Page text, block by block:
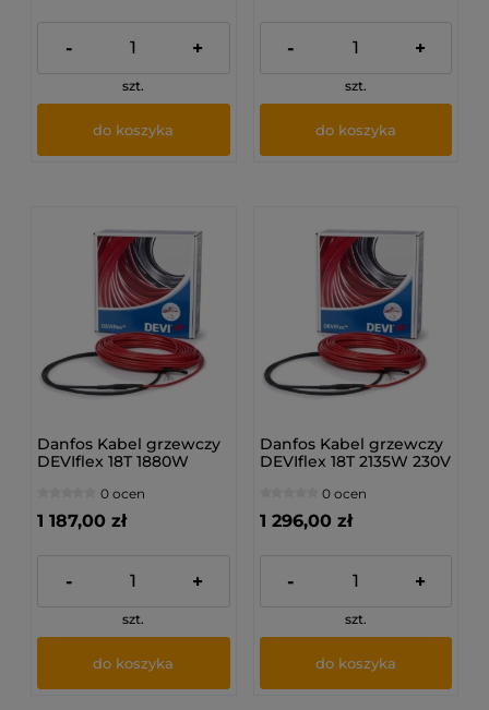
- +
szt.
do koszyka
- +
szt.
do koszyka
Danfos Kabel grzewczy
DEVIflex 18T 1880W
0 ocen
1 187,00 zł
- +
szt.
do koszyka
Danfos Kabel grzewczy
DEVIflex 18T 2135W 230V
0 ocen
1 296,00 zł
- +
szt.
do koszyka